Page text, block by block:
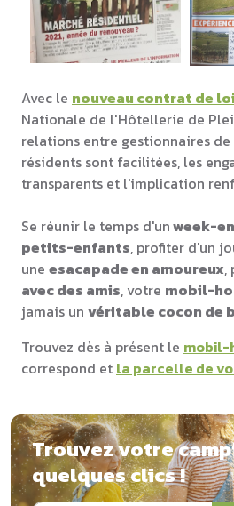
Avec le nouveau contrat de
Nationale de l'Hôtellerie de
relations entre gestionnaires
résidents sont facilitées, les
transparents et l'implication
Se réunir le temps d'unweek-
petits-enfants, profiter d'un
une esacapade en amoureux,
avec des amis, votre mobil-
jamais un véritable cocon de
Trouvez dès à présent le mobil-
correspond et la parcelle de
Trouvez votre
quelques clics !